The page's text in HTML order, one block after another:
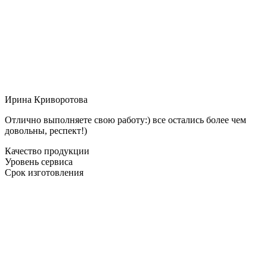
Ирина Криворотова
Отлично выполняете свою работу:) все остались более чем
довольны, респект!)
Качество продукции
Уровень сервиса
Срок изготовления